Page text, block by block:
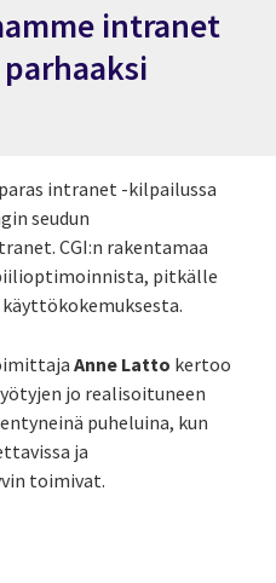
intranet
intranet -kilpailussa
seudun
CGI:n rakentamaa
pitkälle
Anne Latto kertoo
jo realisoituneen
puheluina, kun
ja
toimivat.